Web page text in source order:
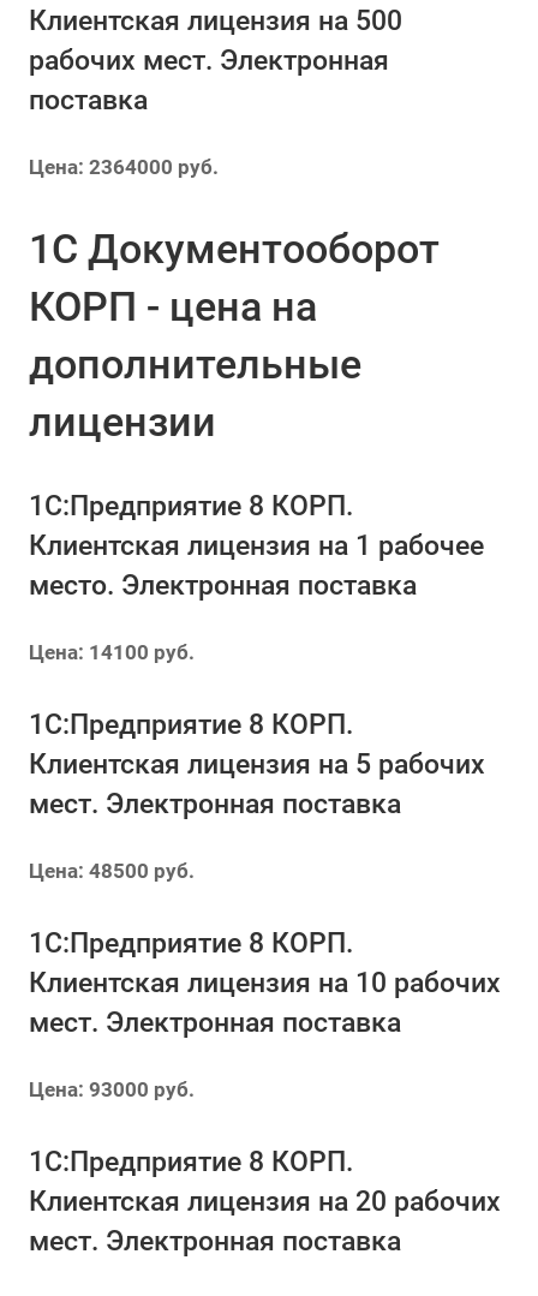
Клиентская лицензия на 500
рабочих мест. Электронная
поставка
Цена: 2364000 руб.
1С Документооборот
КОРП - цена на
дополнительные
лицензии
1С:Предприятие 8 КОРП.
Клиентская лицензия на 1 рабочее
место. Электронная поставка
Цена: 14100 руб.
1С:Предприятие 8 КОРП.
Клиентская лицензия на 5 рабочих
мест. Электронная поставка
Цена: 48500 руб.
1С:Предприятие 8 КОРП.
Клиентская лицензия на 10 рабочих
мест. Электронная поставка
Цена: 93000 руб.
1С:Предприятие 8 КОРП.
Клиентская лицензия на 20 рабочих
мест. Электронная поставка